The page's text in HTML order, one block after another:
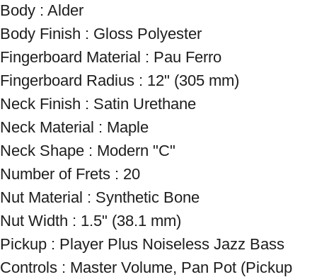
Body : Alder
Body Finish : Gloss Polyester
Fingerboard Material : Pau Ferro
Fingerboard Radius : 12" (305 mm)
Neck Finish : Satin Urethane
Neck Material : Maple
Neck Shape : Modern "C"
Number of Frets : 20
Nut Material : Synthetic Bone
Nut Width : 1.5" (38.1 mm)
Pickup : Player Plus Noiseless Jazz Bass
Controls : Master Volume, Pan Pot (Pickup